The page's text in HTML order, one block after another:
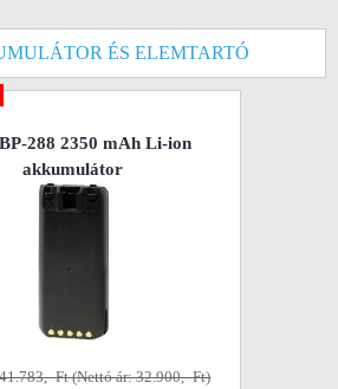
ÉS ELEMTARTÓ
288 2350 mAh Li-ion
akkumulátor
41.783,- Ft (Nettó ár: 32.900,- Ft)